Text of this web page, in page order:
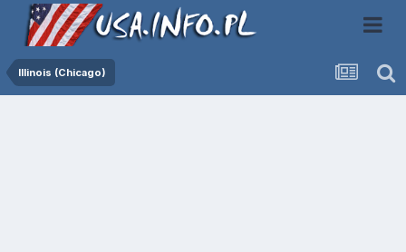
Illinois (Chicago)